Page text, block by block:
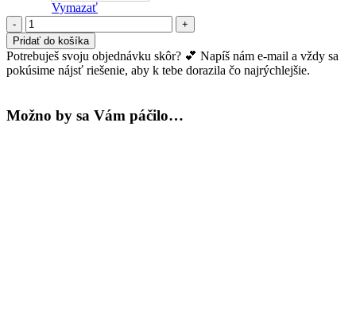
Vymazať
množstvo
Nohavičky
Táňa
-
biela
Pridať do košíka
Potrebuješ svoju objednávku skôr? 💕 Napíš nám e-mail a vždy sa
pokúsime nájsť riešenie, aby k tebe dorazila čo najrýchlejšie.
Možno by sa Vám páčilo…